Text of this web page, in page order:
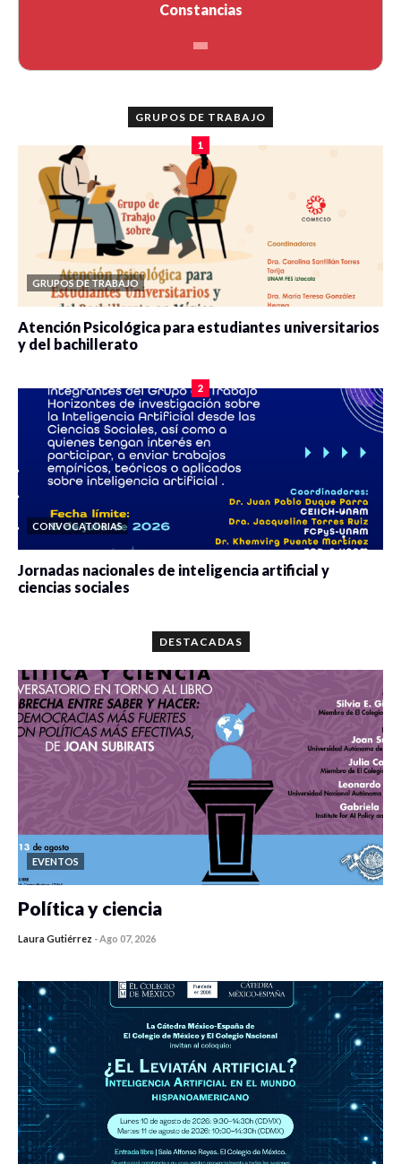
Constancias
GRUPOS DE TRABAJO
1
GRUPOS DE TRABAJO
Atención Psicológica para estudiantes universitarios
y del bachillerato
2
CONVOCATORIAS
Jornadas nacionales de inteligencia artificial y
ciencias sociales
DESTACADAS
EVENTOS
Política y ciencia
Laura Gutiérrez -Ago 07, 2026